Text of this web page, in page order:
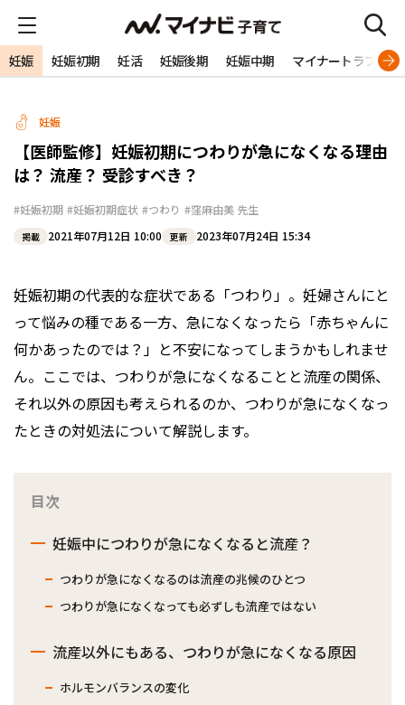
妊娠 妊娠初期 妊活 妊娠後期 妊娠中期 マイナートラブル
妊娠
【医師監修】妊娠初期につわりが急になくなる理由
は？ 流産？ 受診すべき？
#妊娠初期 #妊娠初期症状 #つわり #窪麻由美 先生
掲載 2021年07月12日 10:00 更新 2023年07月24日 15:34
妊娠初期の代表的な症状である「つわり」。妊婦さんにと
って悩みの種である一方、急になくなったら「赤ちゃんに
何かあったのでは？」と不安になってしまうかもしれませ
ん。ここでは、つわりが急になくなることと流産の関係、
それ以外の原因も考えられるのか、つわりが急になくなっ
たときの対処法について解説します。
目次
妊娠中につわりが急になくなると流産？
つわりが急になくなるのは流産の兆候のひとつ
つわりが急になくなっても必ずしも流産ではない
流産以外にもある、つわりが急になくなる原因
ホルモンバランスの変化